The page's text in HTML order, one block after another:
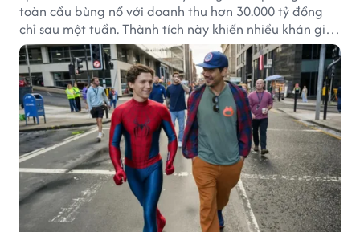
toàn cầu bùng nổ với doanh thu hơn 30.000 tỷ đồng
chỉ sau một tuần. Thành tích này khiến nhiều khán giả
đặt câu hỏi liệu bộ phim mới của Tom Holland có thể
phá kỷ lục mà No Way Home từng thiết lập hay không.